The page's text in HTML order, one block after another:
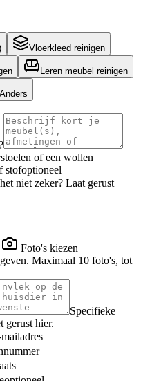
Vloerkleed reinigen
Leren meubel reinigen
Anders
of een wollen
stofoptioneel
niet zeker? Laat gerust
Foto's kiezen
Maximaal 10 foto's, tot
Specifieke
gerust hier.